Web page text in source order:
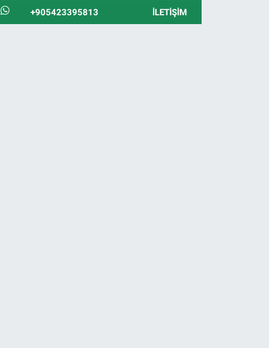
+905423395813 İLETIŞIM